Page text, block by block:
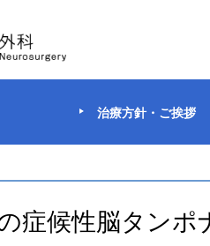
治療方針・ご挨拶
症候性脳タン